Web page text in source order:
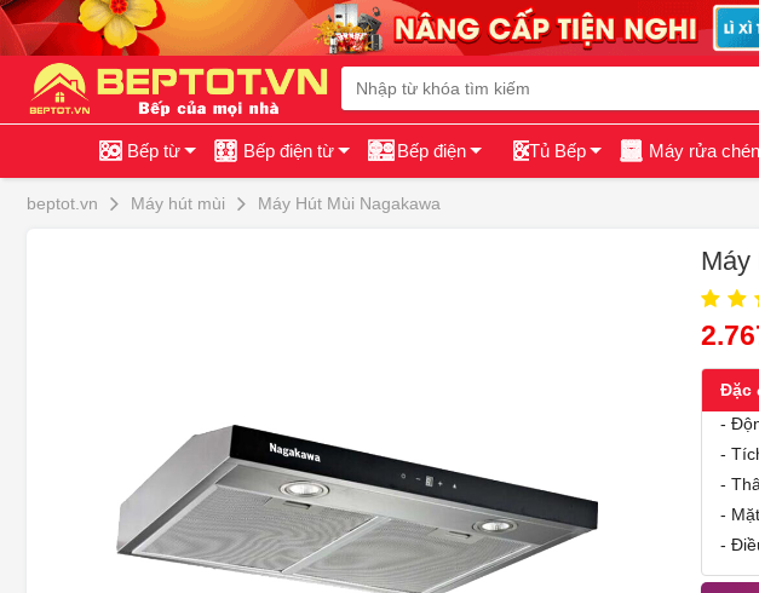
Bếp từ Bếp điện từ Bếp điện Tủ Bếp Máy rửa
beptot.vn Máy hút mùi Máy Hút Mùi Nagakawa
Máy
Đặc
-
-
-
-
-